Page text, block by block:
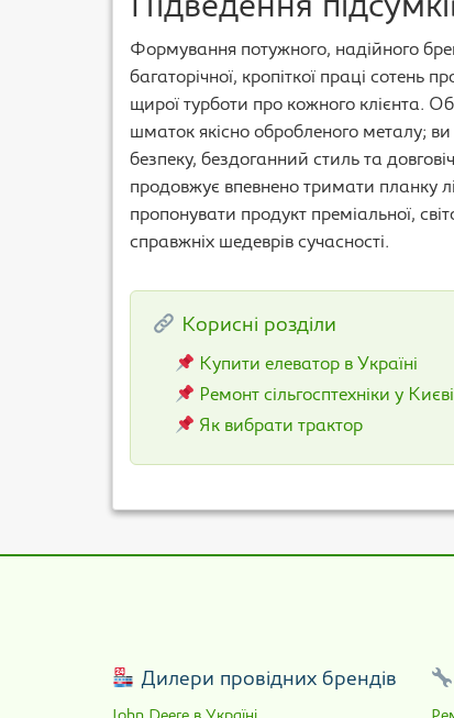
Підведення
Формування потужного, надійного
багаторічної, кропіткої праці сотень
щирої турботи про кожного клієнта.
шматок якісно обробленого металу; ви
безпеку, бездоганний стиль та
продовжує впевнено тримати планку
пропонувати продукт преміальної,
справжніх шедеврів сучасності.
Корисні розділи
Купити елеватор в Україні
Ремонт сільгосптехніки у Києві
Як вибрати трактор
Дилери провідних брендів